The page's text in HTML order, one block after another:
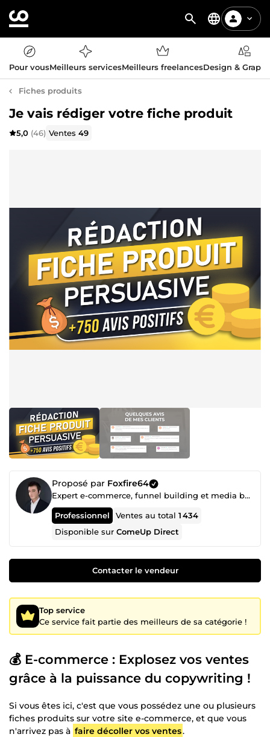
Pour vousMeilleurs servicesMeilleurs freelancesDesign &
Fiches produits
Je vais rédiger votre fiche produit
5,0 (46) Ventes49
Proposé par Foxfire64
Expert e-commerce, funnel building et media buying (Facebook ads etc...)
Professionnel Ventes au total1 434
Disponible surComeUp Direct
Contacter le vendeur
Top service
Ce service fait partie des meilleurs de sa catégorie !
💰 E-commerce : Explosez vos ventes
grâce à la puissance du copywriting !
Si vous êtes ici, c'est que vous possédez une ou plusieurs
fiches produits sur votre site e-commerce, et que vous
n'arrivez pas à faire décoller vos ventes.